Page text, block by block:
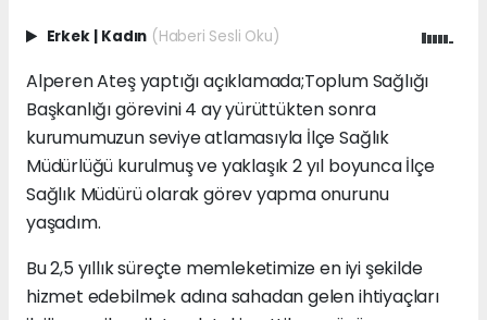
Erkek Kadın (Haberi Sesli Oku)
Alperen Ateş yaptığı açıklamada;Toplum Sağlığı
Başkanlığı görevini 4 ay yürüttükten sonra
kurumumuzun seviye atlamasıyla İlçe Sağlık
Müdürlüğü kurulmuş ve yaklaşık 2 yıl boyunca İlçe
Sağlık Müdürü olarak görev yapma onurunu
yaşadım.
Bu 2,5 yıllık süreçte memleketimize en iyi şekilde
hizmet edebilmek adına sahadan gelen ihtiyaçları